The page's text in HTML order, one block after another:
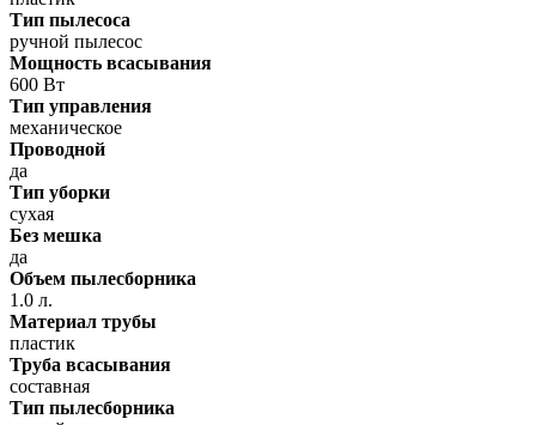
Тип пылесоса
ручной пылесос
Мощность всасывания
600 Вт
Тип управления
механическое
Проводной
да
Тип уборки
сухая
Без мешка
да
Объем пылесборника
1.0 л.
Материал трубы
пластик
Труба всасывания
составная
Тип пылесборника